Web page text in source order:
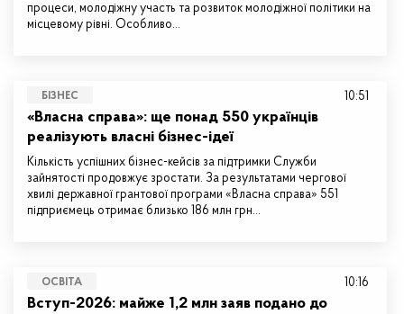
процеси, молодіжну участь та розвиток молодіжної політики на
місцевому рівні. Особливо…
БІЗНЕС
«Власна справа»: ще понад 550 українців
реалізують власні бізнес-ідеї
Кількість успішних бізнес-кейсів за підтримки Служби
зайнятості продовжує зростати. За результатами чергової
хвилі державної грантової програми «Власна справа» 551
підприємець отримає близько 186 млн грн…
10:51
ОСВІТА
Вступ-2026: майже 1,2 млн заяв подано до
10:16